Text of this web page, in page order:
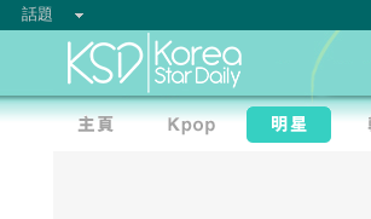
話題